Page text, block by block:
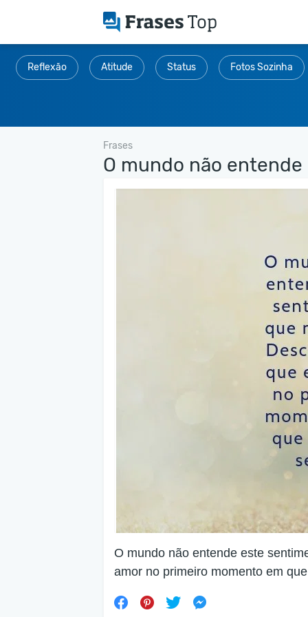
Reflexão Atitude Status Fotos Sozinha
Frases
O mundo não entende
O mundo não entende este
amor no primeiro momento em